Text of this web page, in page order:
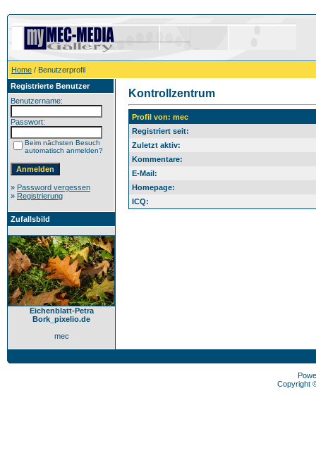
Home / Benutzerprofil
Registrierte Benutzer
Benutzername:
Passwort:
Beim nächsten Besuch
automatisch anmelden?
» Password vergessen
» Registrierung
Zufallsbild
Eichenblatt-Petra
Bork_pixelio.de
mec
Kontrollzentrum
Profil von: mec
Registriert seit:
Zuletzt aktiv:
Kommentare:
E-Mail:
Homepage:
ICQ:
Copyright